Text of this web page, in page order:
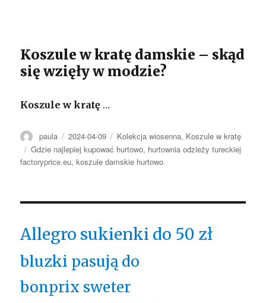
Koszule w kratę damskie – skąd
się wzięły w modzie?
Koszule w kratę …
Autor
paula Opublikowano
2024-04-09 Kategorie
Kolekcja wiosenna, Koszule w kratę
Tagi
Gdzie najlepiej kupować hurtowo, hurtownia odzieży tureckiej
factoryprice.eu,koszule damskie hurtowo
Allegro sukienki do 50 zł
bluzki pasują do
bonprix sweter